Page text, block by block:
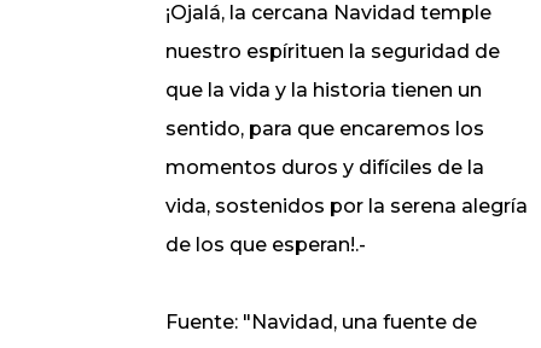
¡Ojalá, la cercana Navidad temple
nuestro espírituen la seguridad de
que la vida y la historia tienen un
sentido, para que encaremos los
momentos duros y difíciles de la
vida, sostenidos por la serena alegría
de los que esperan!.-
Fuente: "Navidad, una fuente de